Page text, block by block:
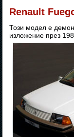
Renault
Този модел е
изложение през